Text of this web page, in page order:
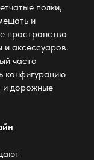
полки,
и
пространство
и аксессуаров.
часто
конфигурацию
и дорожные